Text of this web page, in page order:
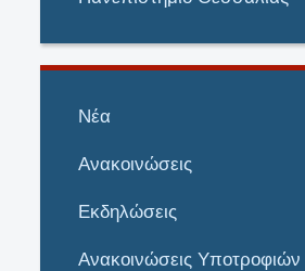
Νέα
Ανακοινώσεις
Εκδηλώσεις
Ανακοινώσεις Υποτροφιών